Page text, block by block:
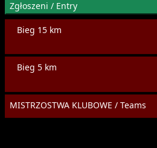
Zgłoszeni / Entry
Bieg 15 km
Bieg 5 km
MISTRZOSTWA KLUBOWE / Teams